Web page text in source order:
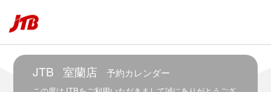
JTB 室蘭店 予約カレンダー
6:30
6:00
～
7:00
6:30